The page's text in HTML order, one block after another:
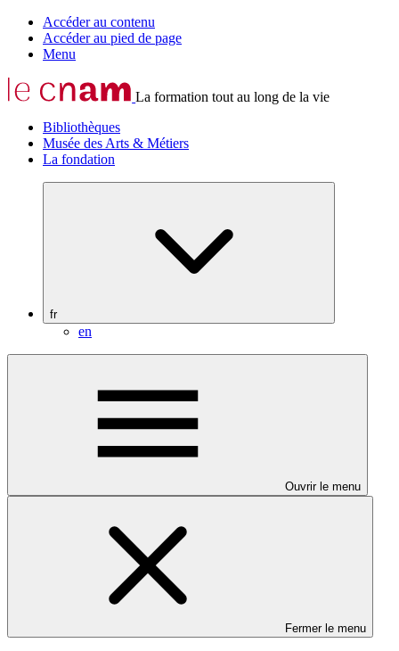
Accéder au contenu
Accéder au pied de page
Menu
La formation tout au long de la vie
Bibliothèques
Musée des Arts & Métiers
La fondation
fr
en
Ouvrir le menu
Fermer le menu